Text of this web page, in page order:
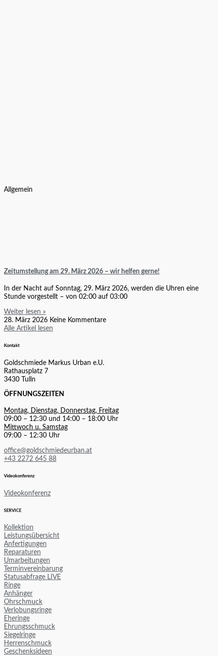
Allgemein
Zeitumstellung am 29. März 2026 – wir helfen gerne!
In der Nacht auf Sonntag, 29. März 2026, werden die Uhren eine
Stunde vorgestellt – von 02:00 auf 03:00
Weiter lesen »
28. März 2026 Keine Kommentare
Alle Artikel lesen
Kontakt
Goldschmiede Markus Urban e.U.
Rathausplatz 7
3430 Tulln
ÖFFNUNGSZEITEN
Montag, Dienstag, Donnerstag, Freitag
09:00 – 12:30 und 14:00 – 18:00 Uhr
Mittwoch u. Samstag
09:00 – 12:30 Uhr
office@goldschmiedeurban.at
+43 2272 645 88
Videokonferenz
Videokonferenz
SERVICE
Kollektion
Leistungsübersicht
Anfertigungen
Reparaturen
Umarbeitungen
Terminvereinbarung
Statusabfrage LIVE
Ringe
Anhänger
Ohrschmuck
Verlobungsringe
Eheringe
Ehrungsschmuck
Siegelringe
Herrenschmuck
Geschenksideen